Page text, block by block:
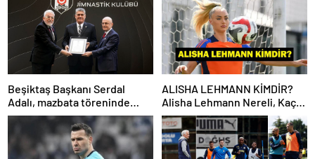
Beşiktaş Başkanı Serdal
Adalı, mazbata töreninde
konuştu: Gün istikrar
ALISHA LEHMANN KİMDİR?
Alisha Lehmann Nereli, Kaç
Yaşında, Hangi Takımda
Oynuyor?